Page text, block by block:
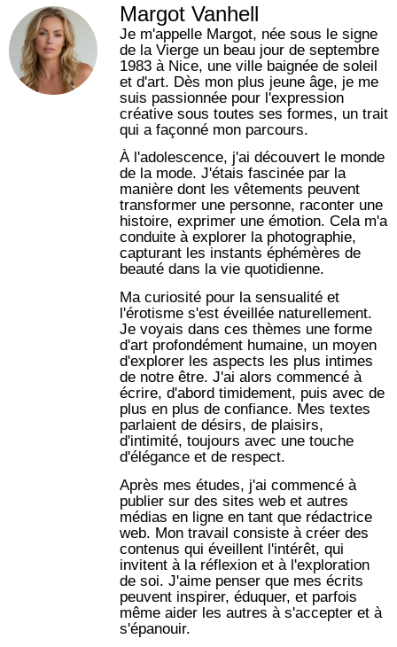
Margot Vanhell
Je m'appelle Margot, née sous le signe
de la Vierge un beau jour de septembre
1983 à Nice, une ville baignée de soleil
et d'art. Dès mon plus jeune âge, je me
suis passionnée pour l'expression
créative sous toutes ses formes, un trait
qui a façonné mon parcours.
À l'adolescence, j'ai découvert le monde
de la mode. J'étais fascinée par la
manière dont les vêtements peuvent
transformer une personne, raconter une
histoire, exprimer une émotion. Cela m'a
conduite à explorer la photographie,
capturant les instants éphémères de
beauté dans la vie quotidienne.
Ma curiosité pour la sensualité et
l'érotisme s'est éveillée naturellement.
Je voyais dans ces thèmes une forme
d'art profondément humaine, un moyen
d'explorer les aspects les plus intimes
de notre être. J'ai alors commencé à
écrire, d'abord timidement, puis avec de
plus en plus de confiance. Mes textes
parlaient de désirs, de plaisirs,
d'intimité, toujours avec une touche
d'élégance et de respect.
Après mes études, j'ai commencé à
publier sur des sites web et autres
médias en ligne en tant que rédactrice
web. Mon travail consiste à créer des
contenus qui éveillent l'intérêt, qui
invitent à la réflexion et à l'exploration
de soi. J'aime penser que mes écrits
peuvent inspirer, éduquer, et parfois
même aider les autres à s'accepter et à
s'épanouir.